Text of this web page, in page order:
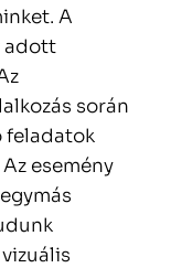
A
adott
során
feladatok
esemény